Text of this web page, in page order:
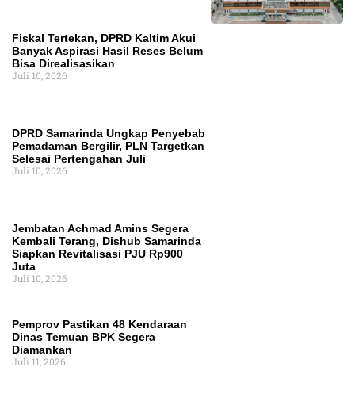
Fiskal Tertekan, DPRD Kaltim Akui
Banyak Aspirasi Hasil Reses Belum
Bisa Direalisasikan
Juli 10, 2026
DPRD Samarinda Ungkap Penyebab
Pemadaman Bergilir, PLN Targetkan
Selesai Pertengahan Juli
Juli 10, 2026
Jembatan Achmad Amins Segera
Kembali Terang, Dishub Samarinda
Siapkan Revitalisasi PJU Rp900
Juta
Juli 10, 2026
Pemprov Pastikan 48 Kendaraan
Dinas Temuan BPK Segera
Diamankan
Juli 11, 2026